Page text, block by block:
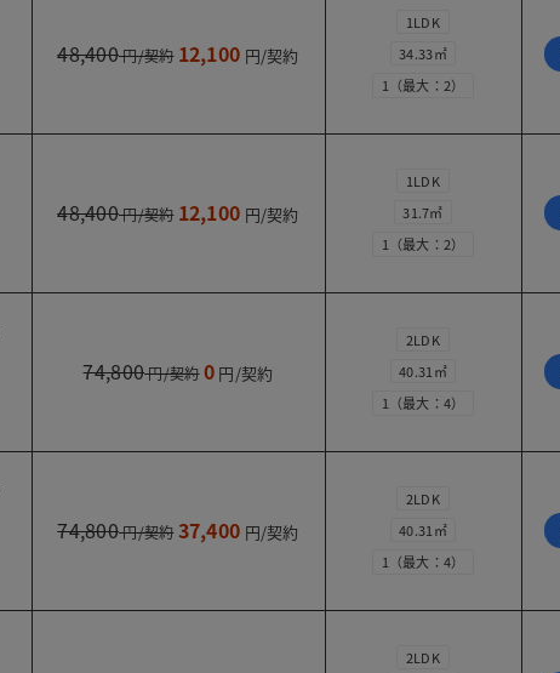
48,400 12,100
1LDK
34.33㎡
1（最大：2）
48,400 12,100
1LDK
31.7㎡
1（最大：2）
74,800 0
2LDK
40.31㎡
1（最大：4）
74,800 37,400
2LDK
40.31㎡
1（最大：4）
2LDK